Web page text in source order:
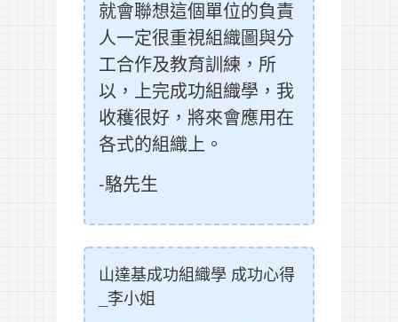
就會聯想這個單位的負責
人一定很重視組織圖與分
工合作及教育訓練，所
以，上完成功組織學，我
收穫很好，將來會應用在
各式的組織上。
-駱先生
山達基成功組織學 成功心得
_李小姐